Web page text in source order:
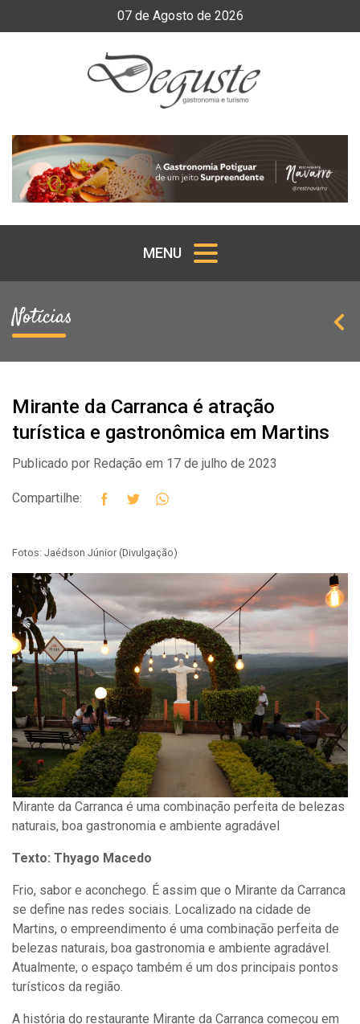
07 de Agosto de 2026
MENU
Notícias
Mirante da Carranca é atração
turística e gastronômica em Martins
Publicado por Redação em 17 de julho de 2023
Compartilhe:
Fotos: Jaédson Júnior (Divulgação)
Mirante da Carranca é uma combinação perfeita de belezas
naturais, boa gastronomia e ambiente agradável
Texto: Thyago Macedo
Frio, sabor e aconchego. É assim que o Mirante da Carranca
se define nas redes sociais. Localizado na cidade de
Martins, o empreendimento é uma combinação perfeita de
belezas naturais, boa gastronomia e ambiente agradável.
Atualmente, o espaço também é um dos principais pontos
turísticos da região.
A história do restaurante Mirante da Carranca começou em